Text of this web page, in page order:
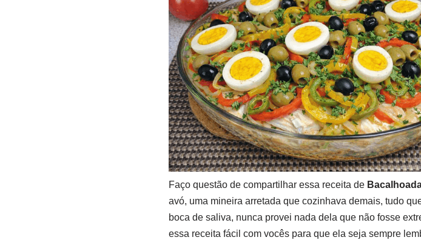
Faço questão de compartilhar essa receita de
avó, uma mineira arretada que cozinhava demais, tudo
boca de saliva, nunca provei nada dela que não fosse
essa receita fácil com vocês para que ela seja sempre